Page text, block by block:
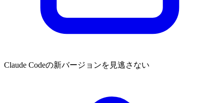
Claude Codeの新バージョンを見逃さない